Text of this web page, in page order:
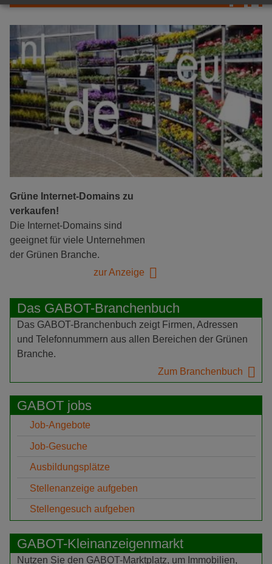
Grüne Internet-Domains zu
verkaufen!
Die Internet-Domains sind
geeignet für viele Unternehmen
der Grünen Branche.
zur Anzeige
Das GABOT-Branchenbuch
Das GABOT-Branchenbuch zeigt Firmen, Adressen
und Telefonnummern aus allen Bereichen der Grünen
Branche.
Zum Branchenbuch
GABOT jobs
Job-Angebote
Job-Gesuche
Ausbildungsplätze
Stellenanzeige aufgeben
Stellengesuch aufgeben
GABOT-Kleinanzeigenmarkt
Nutzen Sie den GABOT-Marktplatz, um Immobilien,